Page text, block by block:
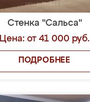
Стенка "Сальса"
Цена: от 41 000 руб.
ПОДРОБНЕЕ